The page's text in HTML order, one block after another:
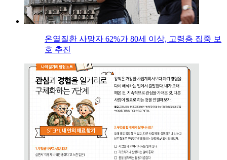
온열질환 사망자 62%가 80세 이상, 고령층 집중 보
호 추진